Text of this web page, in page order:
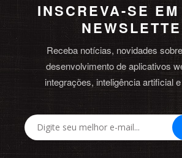
INSCREVA-SE
Receba notícias, novidades
desenvolvimento de aplicativos
integrações, inteligência artificial